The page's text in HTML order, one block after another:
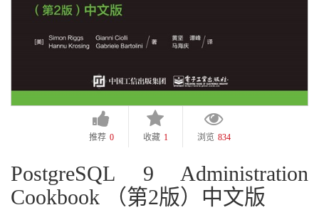
推荐 0 收藏 1 浏览 834
PostgreSQL 9 Administration
Cookbook （第2版）中文版